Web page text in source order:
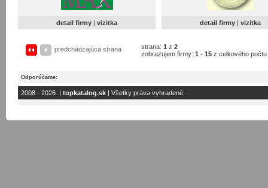
detail firmy | vizitka detail firmy | vizitka
predchádzajúca strana strana: 1 z 2
zobrazujem firmy: 1 - 15 z celkového počtu
Odporúčame:
2008 - 2026. | topkatalog.sk | Všetky práva vyhradené.